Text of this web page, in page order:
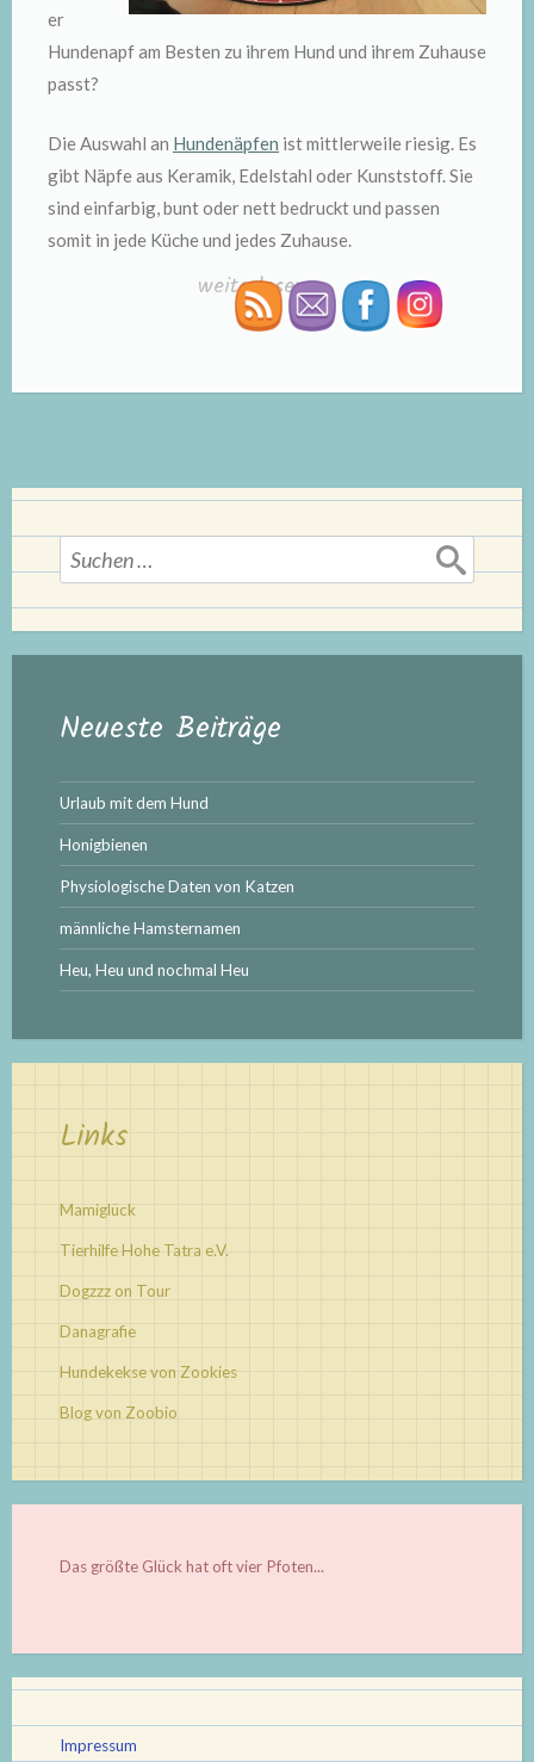
er
Hundenapf am Besten zu ihrem Hund und ihrem Zuhause
passt?
Die Auswahl an Hundenäpfen ist mittlerweile riesig. Es
gibt Näpfe aus Keramik, Edelstahl oder Kunststoff. Sie
sind einfarbig, bunt oder nett bedruckt und passen
somit in jede Küche und jedes Zuhause.
„Hundenäpfe“
weiterlesen→
Suchen
nach:
Neueste Beiträge
Urlaub mit dem Hund
Honigbienen
Physiologische Daten von Katzen
männliche Hamsternamen
Heu, Heu und nochmal Heu
Links
Mamiglück
Tierhilfe Hohe Tatra e.V.
Dogzzz on Tour
Danagrafie
Hundekekse von Zookies
Blog von Zoobio
Das größte Glück hat oft vier Pfoten...
Impressum